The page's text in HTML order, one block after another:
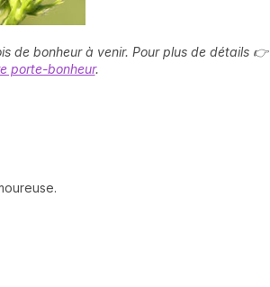
de bonheur à venir. Pour plus de détails 👉
porte-bonheur.